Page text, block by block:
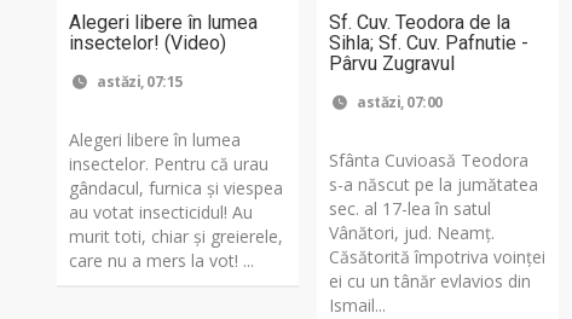
Alegeri libere în lumea
insectelor! (Video)
astăzi, 07:15
Alegeri libere în lumea
insectelor. Pentru că urau
gândacul, furnica și viespea
au votat insecticidul! Au
murit toti, chiar și greierele,
care nu a mers la vot! ...
Sf. Cuv. Teodora de la
Sihla; Sf. Cuv. Pafnutie -
Pârvu Zugravul
astăzi, 07:00
Sfânta Cuvioasă Teodora
s-a născut pe la jumătatea
sec. al 17-lea în satul
Vânători, jud. Neamţ.
Căsătorită împotriva voinţei
ei cu un tânăr evlavios din
Ismail...